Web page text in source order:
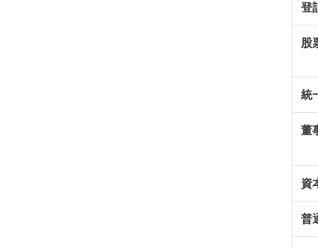
登
股
統
董
資
普